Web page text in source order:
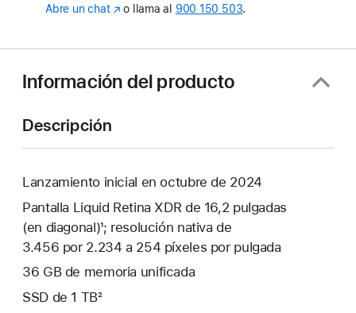
Abre un chat(Se
ventana
nueva)
o llama al 900 150 503.
Información del producto
Descripción
Lanzamiento inicial en octubre de 2024
Pantalla Liquid Retina XDR de 16,2 pulgadas
(en diagonal)¹; resolución nativa de
3.456 por 2.234 a 254 píxeles por pulgada
36 GB de memoria unificada
SSD de 1 TB²